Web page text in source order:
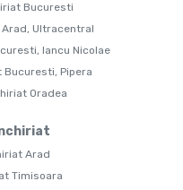
Bucuresti
Ultracentral
Iancu Nicolae
Pipera
Oradea
Arad
Timisoara